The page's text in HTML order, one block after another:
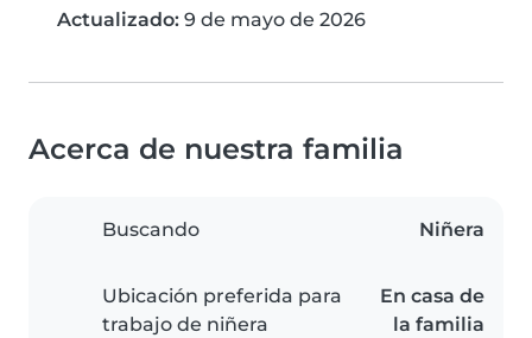
Actualizado: 9 de mayo de 2026
Acerca de nuestra familia
Buscando Niñera
Ubicación preferida para
trabajo de niñera
En casa de
la familia